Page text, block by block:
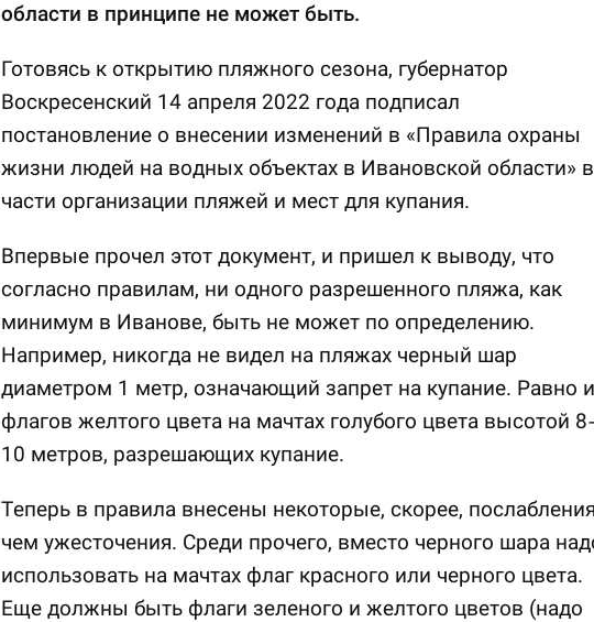
области в принципе не может быть.
Готовясь к открытию пляжного сезона, губернатор
Воскресенский 14 апреля 2022 года подписал
постановление о внесении изменений в «Правила охраны
жизни людей на водных объектах в Ивановской области» в
части организации пляжей и мест для купания.
Впервые прочел этот документ, и пришел к выводу, что
согласно правилам, ни одного разрешенного пляжа, как
минимум в Иванове, быть не может по определению.
Например, никогда не видел на пляжах черный шар
диаметром 1 метр, означающий запрет на купание. Равно и
флагов желтого цвета на мачтах голубого цвета высотой
10 метров, разрешающих купание.
Теперь в правила внесены некоторые, скорее,
чем ужесточения. Среди прочего, вместо черного шара
использовать на мачтах флаг красного или черного цвета.
Еще должны быть флаги зеленого и желтого цветов (надо